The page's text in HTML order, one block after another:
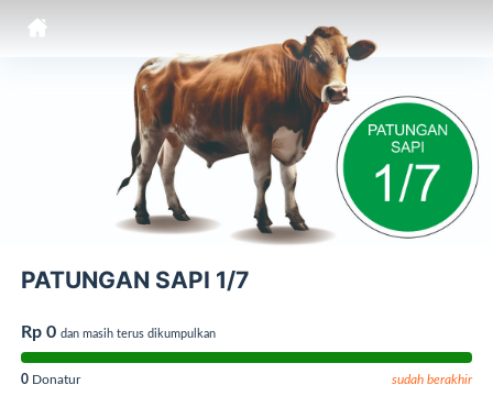
PATUNGAN SAPI 1/7
Rp 0 dan masih terus dikumpulkan
0 Donatur sudah berakhir